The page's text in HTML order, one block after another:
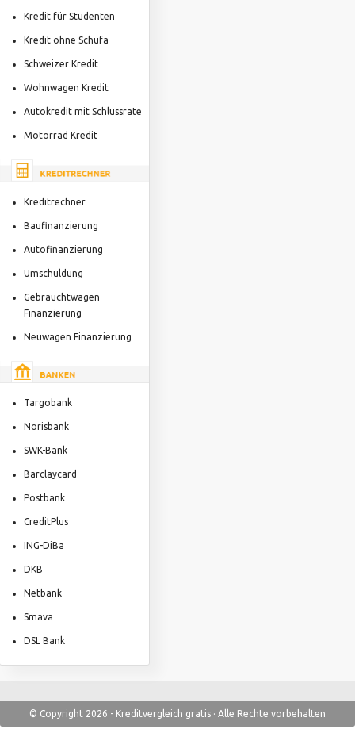
Kredit für Studenten
Kredit ohne Schufa
Schweizer Kredit
Wohnwagen Kredit
Autokredit mit Schlussrate
Motorrad Kredit
Kreditrechner
Baufinanzierung
Autofinanzierung
Umschuldung
Gebrauchtwagen
Finanzierung
Neuwagen Finanzierung
Targobank
Norisbank
SWK-Bank
Barclaycard
Postbank
CreditPlus
ING-DiBa
DKB
Netbank
Smava
DSL Bank
© Copyright 2026 - Kreditvergleich gratis · Alle Rechte vorbehalten